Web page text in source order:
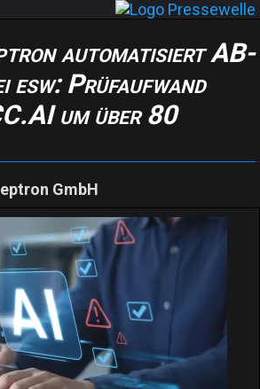
automatisiert AB-
esw: Prüfaufwand
um über 80
GmbH